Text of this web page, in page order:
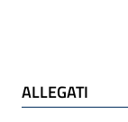
ALLEGATI
ALLEGATI